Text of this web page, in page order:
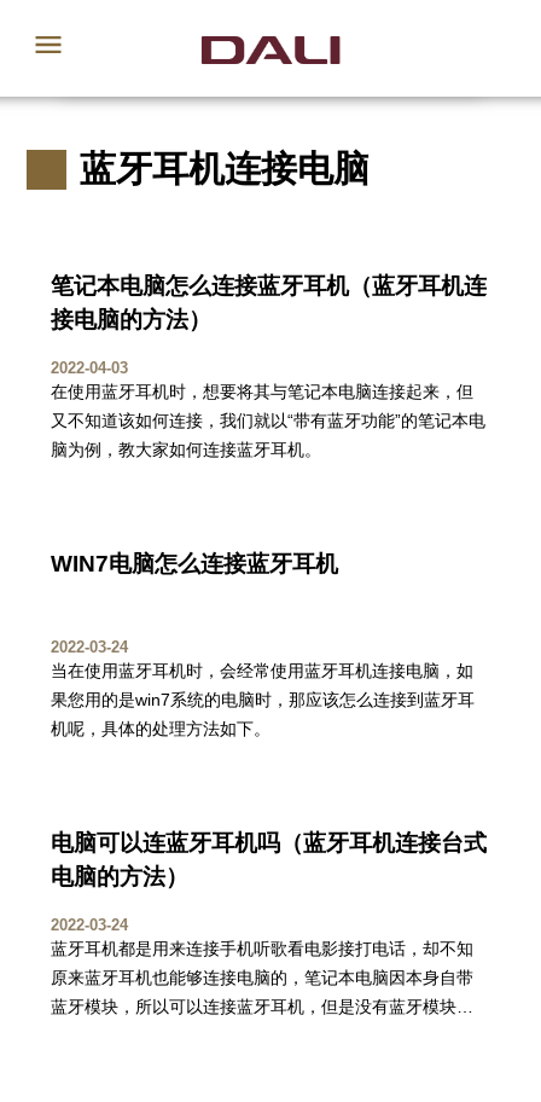
蓝牙耳机连接电脑
笔记本电脑怎么连接蓝牙耳机（蓝牙耳机连
接电脑的方法）
2022-04-03
在使用蓝牙耳机时，想要将其与笔记本电脑连接起来，但
又不知道该如何连接，我们就以“带有蓝牙功能”的笔记本电
脑为例，教大家如何连接蓝牙耳机。
WIN7电脑怎么连接蓝牙耳机
2022-03-24
当在使用蓝牙耳机时，会经常使用蓝牙耳机连接电脑，如
果您用的是win7系统的电脑时，那应该怎么连接到蓝牙耳
机呢，具体的处理方法如下。
电脑可以连蓝牙耳机吗（蓝牙耳机连接台式
电脑的方法）
2022-03-24
蓝牙耳机都是用来连接手机听歌看电影接打电话，却不知
原来蓝牙耳机也能够连接电脑的，笔记本电脑因本身自带
蓝牙模块，所以可以连接蓝牙耳机，但是没有蓝牙模块的